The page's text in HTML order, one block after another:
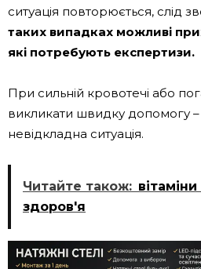
ситуація повторюється, слід
таких випадках можливі
які потребують експертизи.
При сильній кровотечі або
викликати швидку допомогу
невідкладна ситуація.
Читайте також:
здоров'я